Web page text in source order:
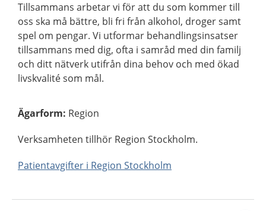
Tillsammans arbetar vi för att du som kommer till
oss ska må bättre, bli fri från alkohol, droger samt
spel om pengar. Vi utformar behandlingsinsatser
tillsammans med dig, ofta i samråd med din familj
och ditt nätverk utifrån dina behov och med ökad
livskvalité som mål.
Ägarform: Region
Verksamheten tillhör Region Stockholm.
Patientavgifter i Region Stockholm